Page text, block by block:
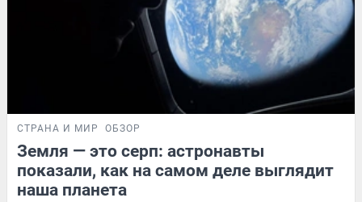
СТРАНА И МИР ОБЗОР
Земля — это серп: астронавты
показали, как на самом деле выглядит
наша планета